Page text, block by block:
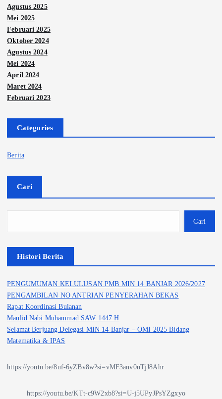
Agustus 2025
Mei 2025
Februari 2025
Oktober 2024
Agustus 2024
Mei 2024
April 2024
Maret 2024
Februari 2023
Categories
Berita
Cari
Cari
Histori Berita
PENGUMUMAN KELULUSAN PMB MIN 14 BANJAR 2026/2027
PENGAMBILAN NO ANTRIAN PENYERAHAN BEKAS
Rapat Koordinasi Bulanan
Maulid Nabi Muhammad SAW 1447 H
Selamat Berjuang Delegasi MIN 14 Banjar – OMI 2025 Bidang
Matematika & IPAS
https://youtu.be/8uf-6yZBv8w?si=vMF3anv0uTjJ8Ahr
https://youtu.be/KTt-c9W2xb8?si=U-j5UPyJPsYZgxyo